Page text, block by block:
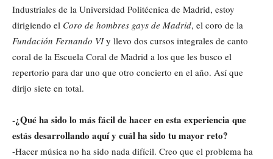
Industriales de la Universidad Politécnica de Madrid, estoy
dirigiendo el Coro de hombres gays de Madrid, el coro de la
Fundación Fernando VIy llevo dos cursos integrales de canto
coral de la Escuela Coral de Madrid a los que les busco el
repertorio para dar uno que otro concierto en el año. Así que
dirijo siete en total.
-¿Qué ha sido lo más fácil de hacer en esta experiencia que
estás desarrollando aquí y cuál ha sido tu mayor reto?
-Hacer música no ha sido nada difícil. Creo que el problema ha